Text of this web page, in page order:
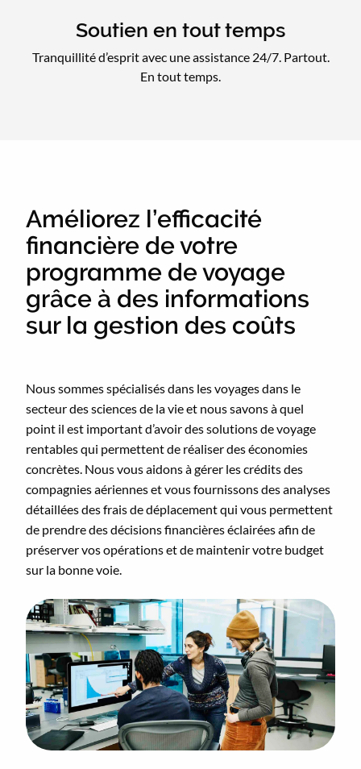
Soutien en tout temps
Tranquillité d’esprit avec une assistance 24/7. Partout.
En tout temps.
Améliorez l’efficacité
financière de votre
programme de voyage
grâce à des informations
sur la gestion des coûts
Nous sommes spécialisés dans les voyages dans le
secteur des sciences de la vie et nous savons à quel
point il est important d’avoir des solutions de voyage
rentables qui permettent de réaliser des économies
concrètes. Nous vous aidons à gérer les crédits des
compagnies aériennes et vous fournissons des analyses
détaillées des frais de déplacement qui vous permettent
de prendre des décisions financières éclairées afin de
préserver vos opérations et de maintenir votre budget
sur la bonne voie.